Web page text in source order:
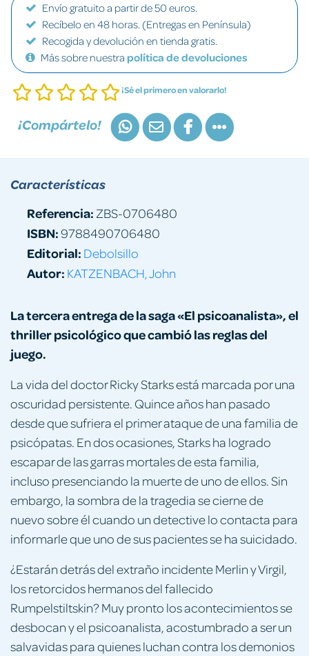
Envío gratuito a partir de 50 euros.
Recíbelo en 48 horas. (Entregas en Península)
Recogida y devolución en tienda gratis.
Más sobre nuestra política de devoluciones
¡Sé el primero en valorarlo!
¡Compártelo!
La tercera entrega de la saga «El psicoanalista», el
thriller psicológico que cambió las reglas del
juego.
La vida del doctor Ricky Starks está marcada por una
oscuridad persistente. Quince años han pasado
desde que sufriera el primer ataque de una familia de
psicópatas. En dos ocasiones, Starks ha logrado
escapar de las garras mortales de esta familia,
incluso presenciando la muerte de uno de ellos. Sin
embargo, la sombra de la tragedia se cierne de
nuevo sobre él cuando un detective lo contacta para
informarle que uno de sus pacientes se ha suicidado.
¿Estarán detrás del extraño incidente Merlin y Virgil,
los retorcidos hermanos del fallecido
Rumpelstiltskin? Muy pronto los acontecimientos se
desbocan y el psicoanalista, acostumbrado a ser un
salvavidas para quienes luchan contra los demonios
Características
Referencia: ZBS-0706480
ISBN:9788490706480
Editorial: Debolsillo
Autor: KATZENBACH, John